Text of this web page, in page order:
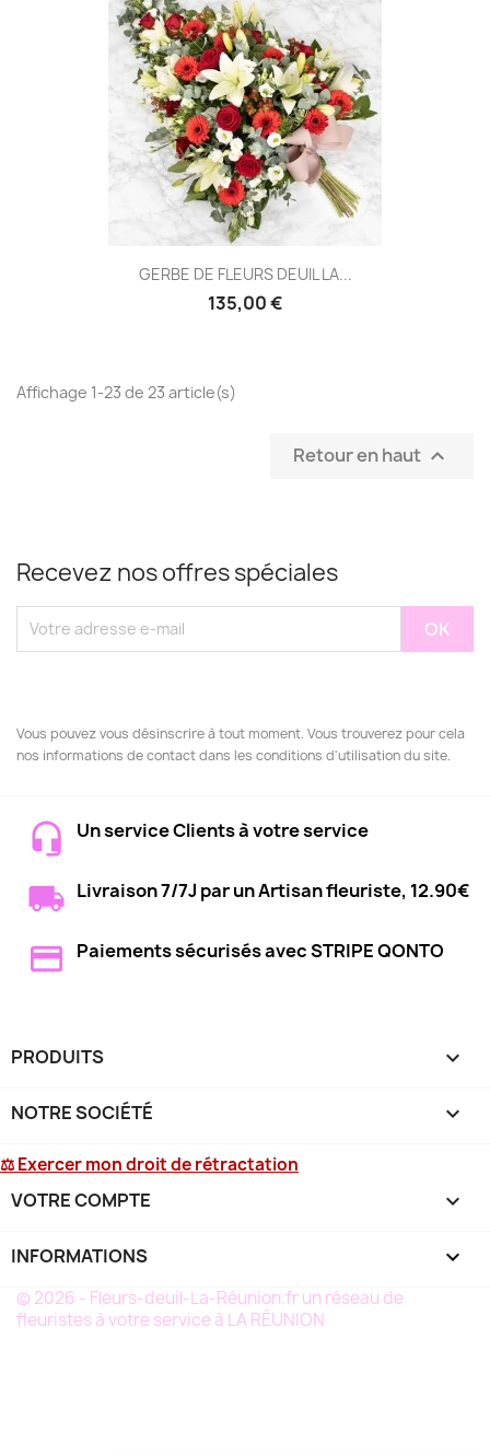
GERBE DE FLEURS DEUIL LA...
135,00 €
Affichage 1-23 de 23 article(s)
Retour en haut 
Recevez nos offres spéciales
Vous pouvez vous désinscrire à tout moment. Vous trouverez pour cela
nos informations de contact dans les conditions d'utilisation du site.
Un service Clients à votre service
Livraison 7/7J par un Artisan fleuriste, 12.90€
Paiements sécurisés avec STRIPE QONTO
PRODUITS 
NOTRE SOCIÉTÉ 
⚖ Exercer mon droit de rétractation
VOTRE COMPTE 
INFORMATIONS keyboard_arrow_down
© 2026 - Fleurs-deuil-La-Réunion.fr un réseau de
fleuristes à votre service à LA RÉUNION